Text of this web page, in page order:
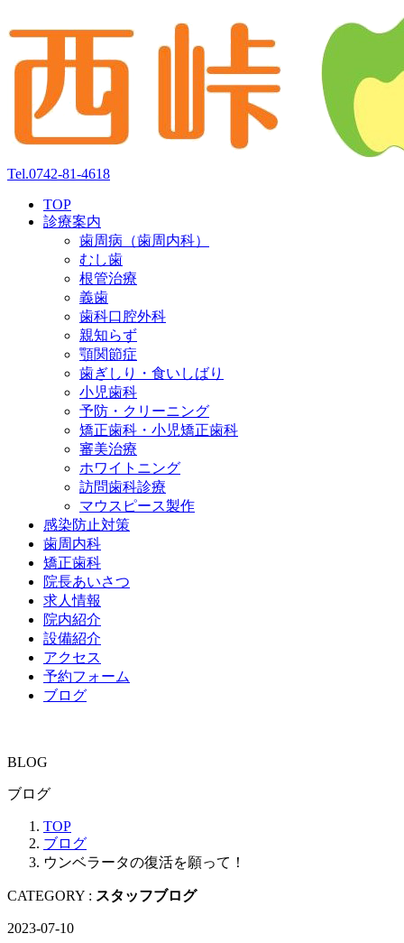
Tel.0742-81-4618
TOP
診療案内
歯周病 （歯周内科）
むし歯
根管治療
義歯
歯科口腔外科
親知らず
顎関節症
歯ぎしり・ 食いしばり
小児歯科
予防・ クリーニング
矯正歯科・ 小児矯正歯科
審美治療
ホワイト ニング
訪問歯科診療
マウスピース製作
感染防止対策
歯周内科
矯正歯科
院長あいさつ
求人情報
院内紹介
設備紹介
アクセス
予約フォーム
ブログ
BLOG
ブログ
TOP
ブログ
ウンベラータの復活を願って！
CATEGORY : スタッフブログ
2023-07-10